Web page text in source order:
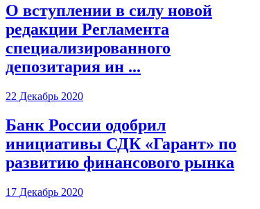
О вступлении в силу новой
редакции Регламента
специализированного
депозитария ин ...
22 Декабрь 2020
Банк России одобрил
инициативы СДК «Гарант» по
развитию финансового рынка
17 Декабрь 2020